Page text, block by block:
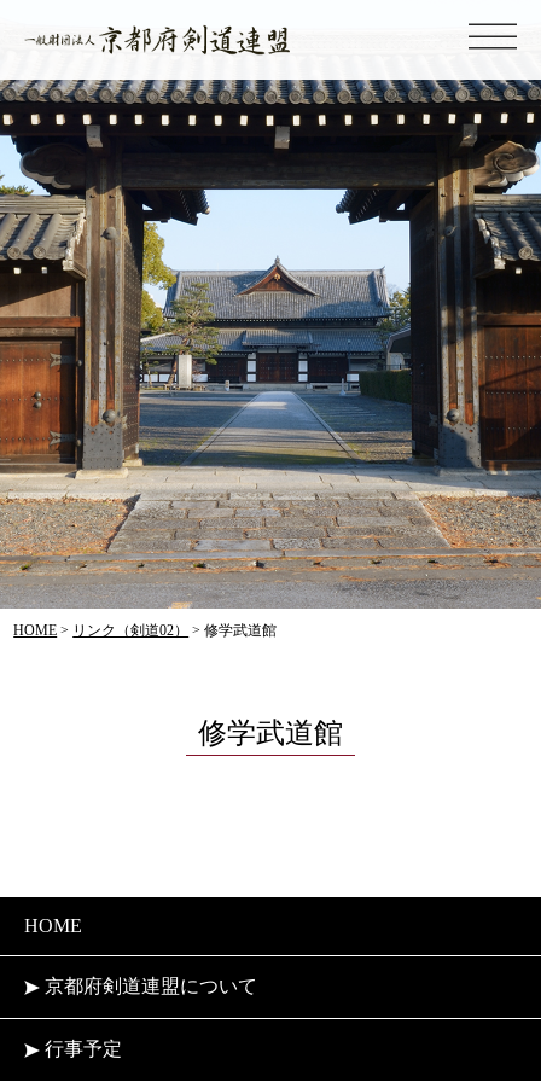
HOME > リンク（剣道02） >修学武道館
修学武道館
HOME
京都府剣道連盟について
行事予定